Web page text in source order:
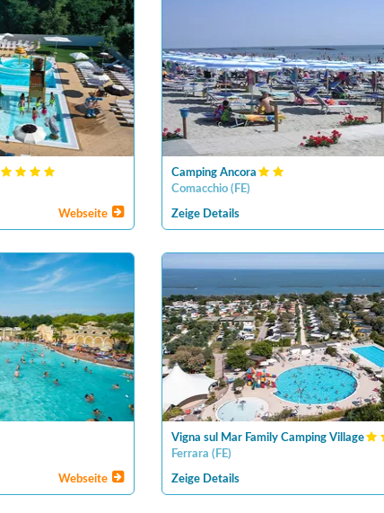
Webseite
Camping Ancora
Comacchio ( FE)
Zeige Details
Webseite
Vigna sul Mar Family Camping Village
Ferrara ( FE)
Zeige Details